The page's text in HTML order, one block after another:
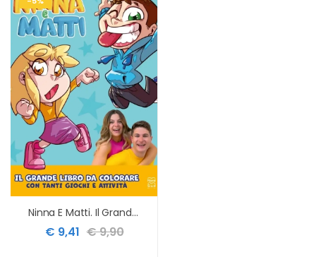
Ninna E Matti. Il Grande Libro Da Colorare. Ediz. Illustrata
€ 9,41 € 9,90